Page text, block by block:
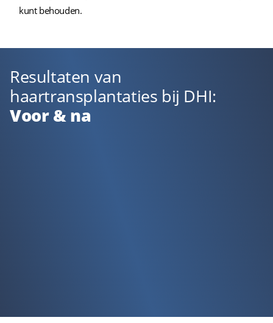
kunt behouden.
Resultaten van
haartransplantaties bij DHI:
Voor & na